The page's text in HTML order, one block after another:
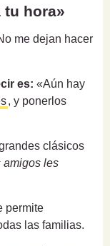
tu hora»
me dejan hacer
es: «Aún hay
, y ponerlos
clásicos
amigos les
permite
las familias.